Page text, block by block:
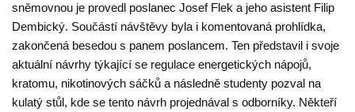
sněmovnou je provedl poslanec Josef Flek a jeho asistent Filip
Dembický. Součástí návštěvy byla i komentovaná prohlídka,
zakončená besedou s panem poslancem. Ten představil i svoje
aktuální návrhy týkající se regulace energetických nápojů,
kratomu, nikotinových sáčků a následně studenty pozval na
kulatý stůl, kde se tento návrh projednával s odborníky. Někteří